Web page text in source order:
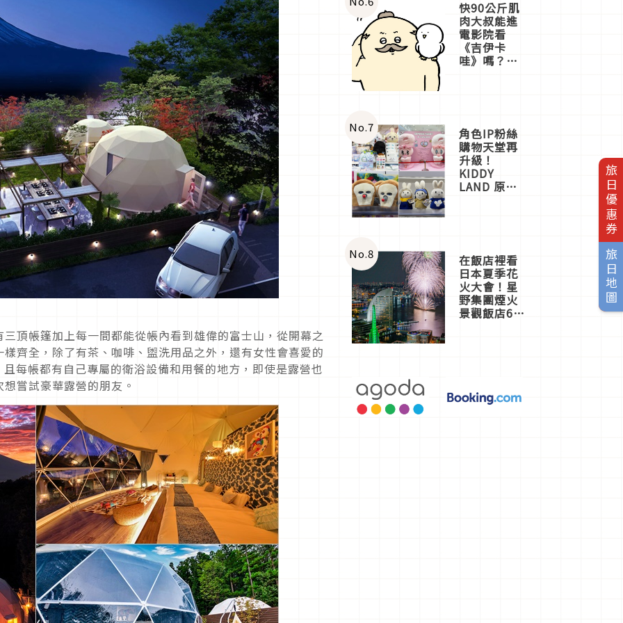
旅日優惠券
旅日地圖
頂帳篷加上每一間都能從帳內看到雄偉的富士山，從開幕之
齊全，除了有茶、咖啡、盥洗用品之外，還有女性會喜愛的
每帳都有自己專屬的衛浴設備和用餐的地方，即使是露營也
嘗試豪華露營的朋友。
快90公斤肌
肉大叔能進
電影院看
《吉伊卡
哇》嗎？日
一同給出了
答案
No.7 角色IP粉絲
購物天堂再
升級！
KIDDY
LAND 原宿
店3分即達
No.8 在飯店裡看
日本夏季花
火大會！星
野集團煙火
景觀飯店6